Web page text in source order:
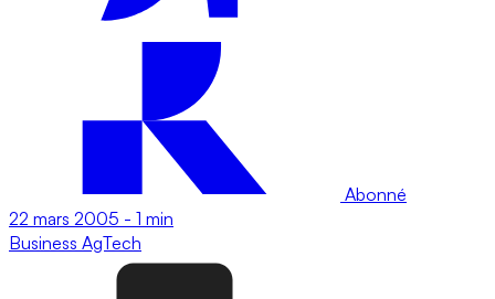
Abonné
22 mars 2005 - 1 min
Business AgTech